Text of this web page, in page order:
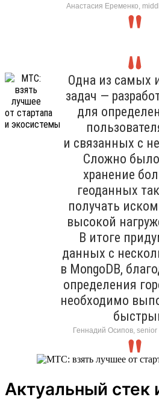
Анастасия Еременко,
Одна из самых
задач —
для
и связанных с
Сложно было
хранение
геоданных
получать
высокой
В итоге
данных с
в MongoDB,
определения
необходимо
Геннадий Осипов,
Актуальный стек